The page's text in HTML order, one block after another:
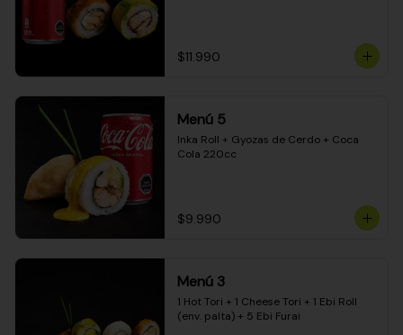
$11.990
Menú 5
Inka Roll + Gyozas de Cerdo + Coca
Cola 220cc
$9.990
Menú 3
1 Hot Tori + 1 Cheese Tori + 1 Ebi Roll
(env. palta) + 5 Ebi Furai